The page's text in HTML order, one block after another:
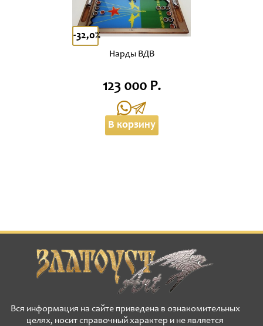
Нарды ВДВ
-32,0%
123 000 Р.
В корзину
Вся информация на сайте приведена в ознакомительных
целях, носит справочный характер и не является